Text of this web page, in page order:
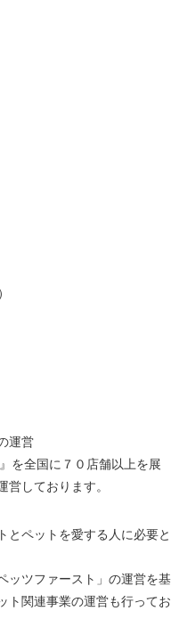
運営
を全国に７０店舗以上を展
営しております。
とペットを愛する人に必要と
ッツファースト」の運営を基
ト関連事業の運営も行ってお